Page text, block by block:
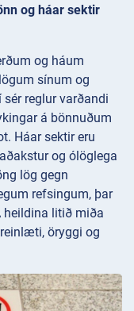
og háar sektir
og háum
sínum og
reglur varðandi
á bönnuðum
Háar sektir eru
og ólöglega
lög gegn
refsingum, þar
heildina litið miða
öryggi og